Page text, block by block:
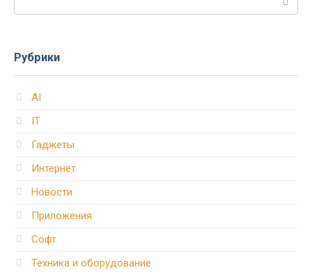
Рубрики
AI
IT
Гаджеты
Интернет
Новости
Приложения
Софт
Техника и оборудование